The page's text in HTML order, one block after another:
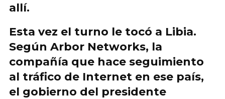
allí.
Esta vez el turno le tocó a Libia.
Según Arbor Networks, la
compañía que hace seguimiento
al tráfico de Internet en ese país,
el gobierno del presidente